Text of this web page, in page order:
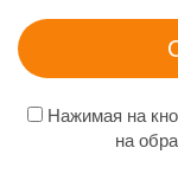
Нажимая на
на